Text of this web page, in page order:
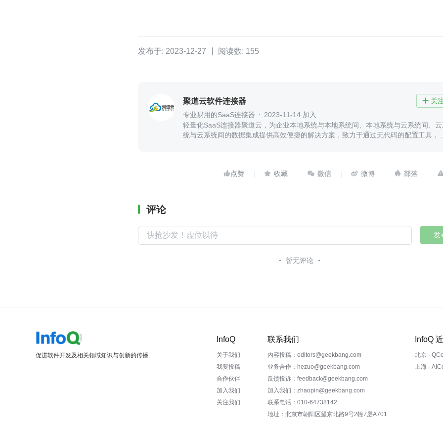
发布于: 2023-12-27 阅读数: 155
聚道云软件连接器  关
专业易用的SaaS连接器
2023-11-14 加入
轻量化SaaS连接器聚道云，为企业本地系统与本地系统间、本地系统与云系统间、
统与云系统间的数据集成提供高效便捷的解决方案，致力于通过无代码的配置工具，
    
评论
发
暂无评论
促进软件开发及相关领域知识与创新的传播
InfoQ
关于我们
我要投稿
合作伙伴
加入我们
关注我们
联系我们
内容投稿：editors@geekbang.com
业务合作：hezuo@geekbang.com
反馈投诉：feedback@geekbang.com
加入我们：zhaopin@geekbang.com
联系电话：010-64738142
地址：北京市朝阳区望京北路9号2幢7层A701
InfoQ
北京 ·
上海 ·